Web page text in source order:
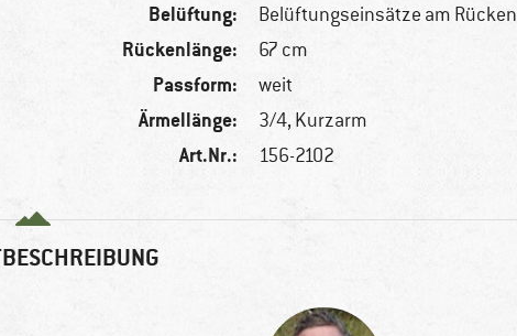
Belüftung: Belüftungseinsätze am Rücken
Rückenlänge: 67 cm
Passform: weit
Ärmellänge: 3/4, Kurzarm
Art.Nr.: 156-2102